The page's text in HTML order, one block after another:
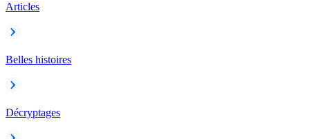
Articles
Belles histoires
Décryptages